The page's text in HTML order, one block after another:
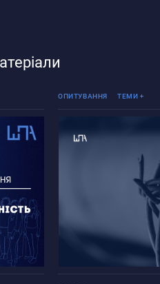
ОПИТУВАННЯ ТЕМИ
Реінтеграція ТОТ